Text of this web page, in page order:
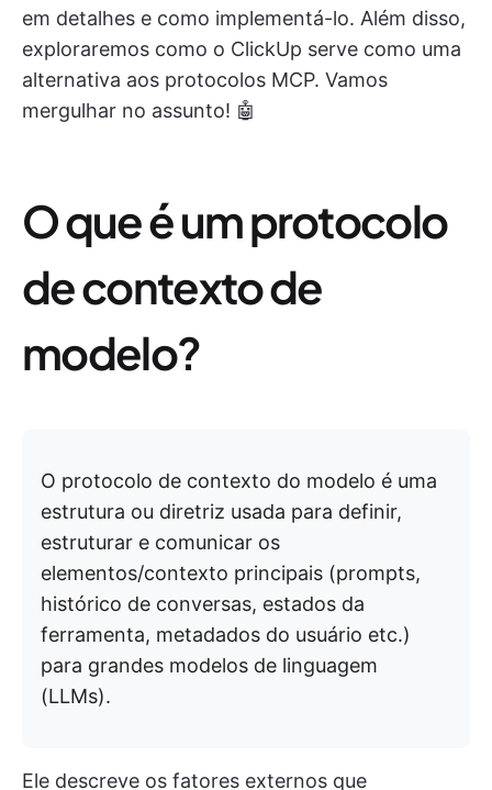
em detalhes e como implementá-lo. Além disso,
exploraremos como o ClickUp serve como uma
alternativa aos protocolos MCP. Vamos
mergulhar no assunto! 🤖
O que é um protocolo
de contexto de
modelo?
O protocolo de contexto do modelo é uma
estrutura ou diretriz usada para definir,
estruturar e comunicar os
elementos/contexto principais (prompts,
histórico de conversas, estados da
ferramenta, metadados do usuário etc.)
para grandes modelos de linguagem
(LLMs).
Ele descreve os fatores externos que